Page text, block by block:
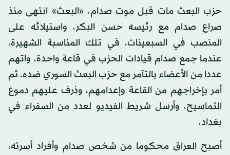
حزب البعث مات قبل موت صدام. «البعث» انتهى منذ
صراع صدام مع رئيسه حسن البكر، واستيلائه على
المنصب في السبعينات، في تلك المناسبة الشهيرة،
عندما جمع صدام قيادات الحزب في قاعة واحدة، واتهم
عددا من الأعضاء بالتآمر مع حزب البعث السوري ضده، ثم
أمر بإخراجهم من القاعة وإعدامهم، وذرف عليهم دموع
التماسيح، وأرسل شريط الفيديو لعدد من السفراء في
بغداد.
أصبح العراق محكوما من شخص صدام وأفراد أسرته،